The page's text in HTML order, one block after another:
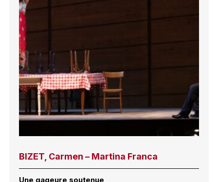
BIZET, Carmen – Martina Franca
Une gageure soutenue